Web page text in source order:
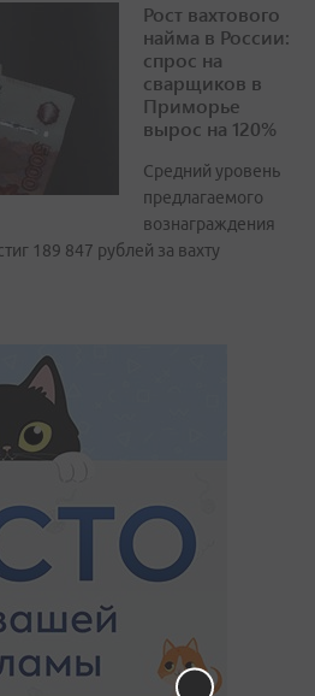
Рост вахтового
найма в России:
спрос на
сварщиков в
Приморье
вырос на 120%
Средний уровень
предлагаемого
вознаграждения
189 847 рублей за вахту